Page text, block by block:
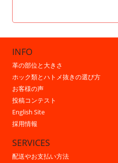
INFO
革の部位と大きさ
ホック類とハトメ抜きの選び方
お客様の声
投稿コンテスト
English Site
採用情報
SERVICES
配送やお支払い方法